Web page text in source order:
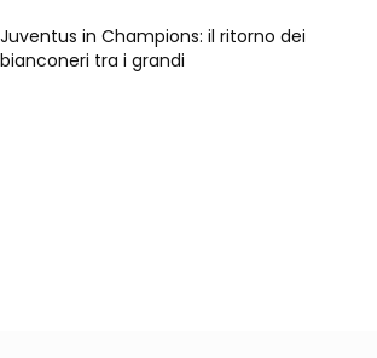
Juventus in Champions: il ritorno dei
bianconeri tra i grandi